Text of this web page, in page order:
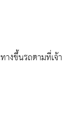
งขึ้นรถตามที่เจ้า